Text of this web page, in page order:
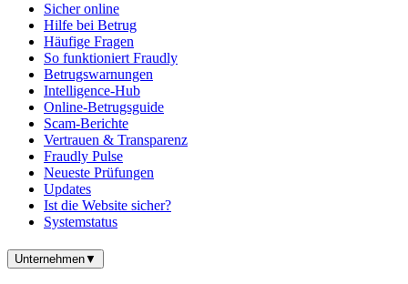
Sicher online
Hilfe bei Betrug
Häufige Fragen
So funktioniert Fraudly
Betrugswarnungen
Intelligence-Hub
Online-Betrugsguide
Scam-Berichte
Vertrauen & Transparenz
Fraudly Pulse
Neueste Prüfungen
Updates
Ist die Website sicher?
Systemstatus
Unternehmen▼